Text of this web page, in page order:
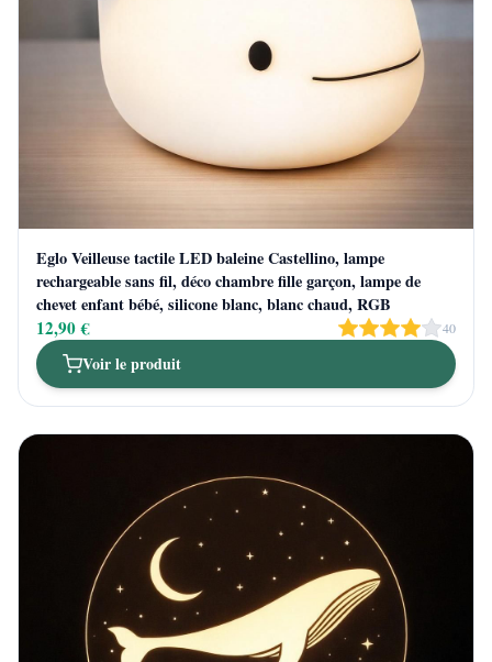
Eglo Veilleuse tactile LED baleine Castellino, lampe
rechargeable sans fil, déco chambre fille garçon, lampe de
chevet enfant bébé, silicone blanc, blanc chaud, RGB
12,90 € 40
Voir le produit